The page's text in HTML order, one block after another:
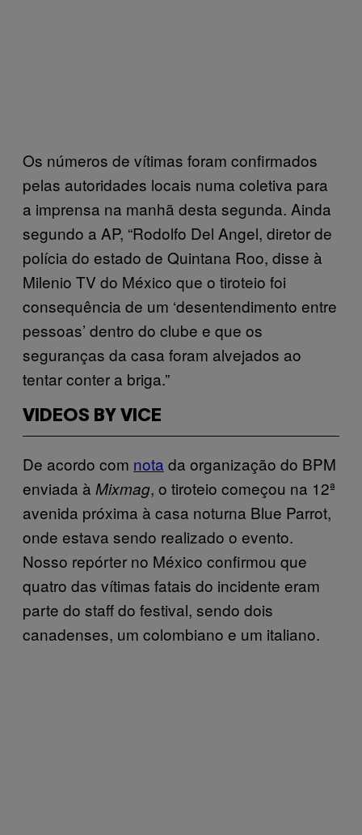
Os números de vítimas foram confirmados
pelas autoridades locais numa coletiva para
a imprensa na manhã desta segunda. Ainda
segundo a AP, “Rodolfo Del Angel, diretor de
polícia do estado de Quintana Roo, disse à
Milenio TV do México que o tiroteio foi
consequência de um ‘desentendimento entre
pessoas’ dentro do clube e que os
seguranças da casa foram alvejados ao
tentar conter a briga.”
VIDEOS BY VICE
De acordo com nota da organização do BPM
enviada à Mixmag, o tiroteio começou na 12ª
avenida próxima à casa noturna Blue Parrot,
onde estava sendo realizado o evento.
Nosso repórter no México confirmou que
quatro das vítimas fatais do incidente eram
parte do staff do festival, sendo dois
canadenses, um colombiano e um italiano.